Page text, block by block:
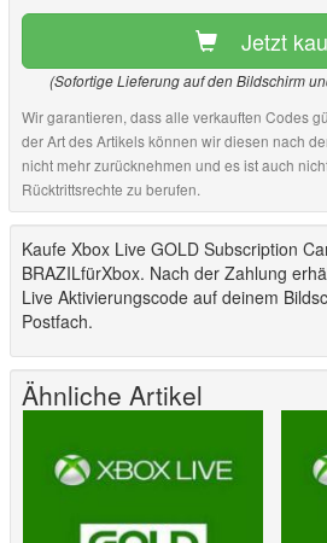
Jetzt
(Sofortige Lieferung auf den Bildschirm
Wir garantieren, dass alle verkauften Codes
der Art des Artikels können wir diesen nach
nicht mehr zurücknehmen und es ist auch
Rücktrittsrechte zu berufen.
Kaufe Xbox Live GOLD Subscription
BRAZILfürXbox. Nach der Zahlung
Live Aktivierungscode auf deinem
Postfach.
Ähnliche Artikel